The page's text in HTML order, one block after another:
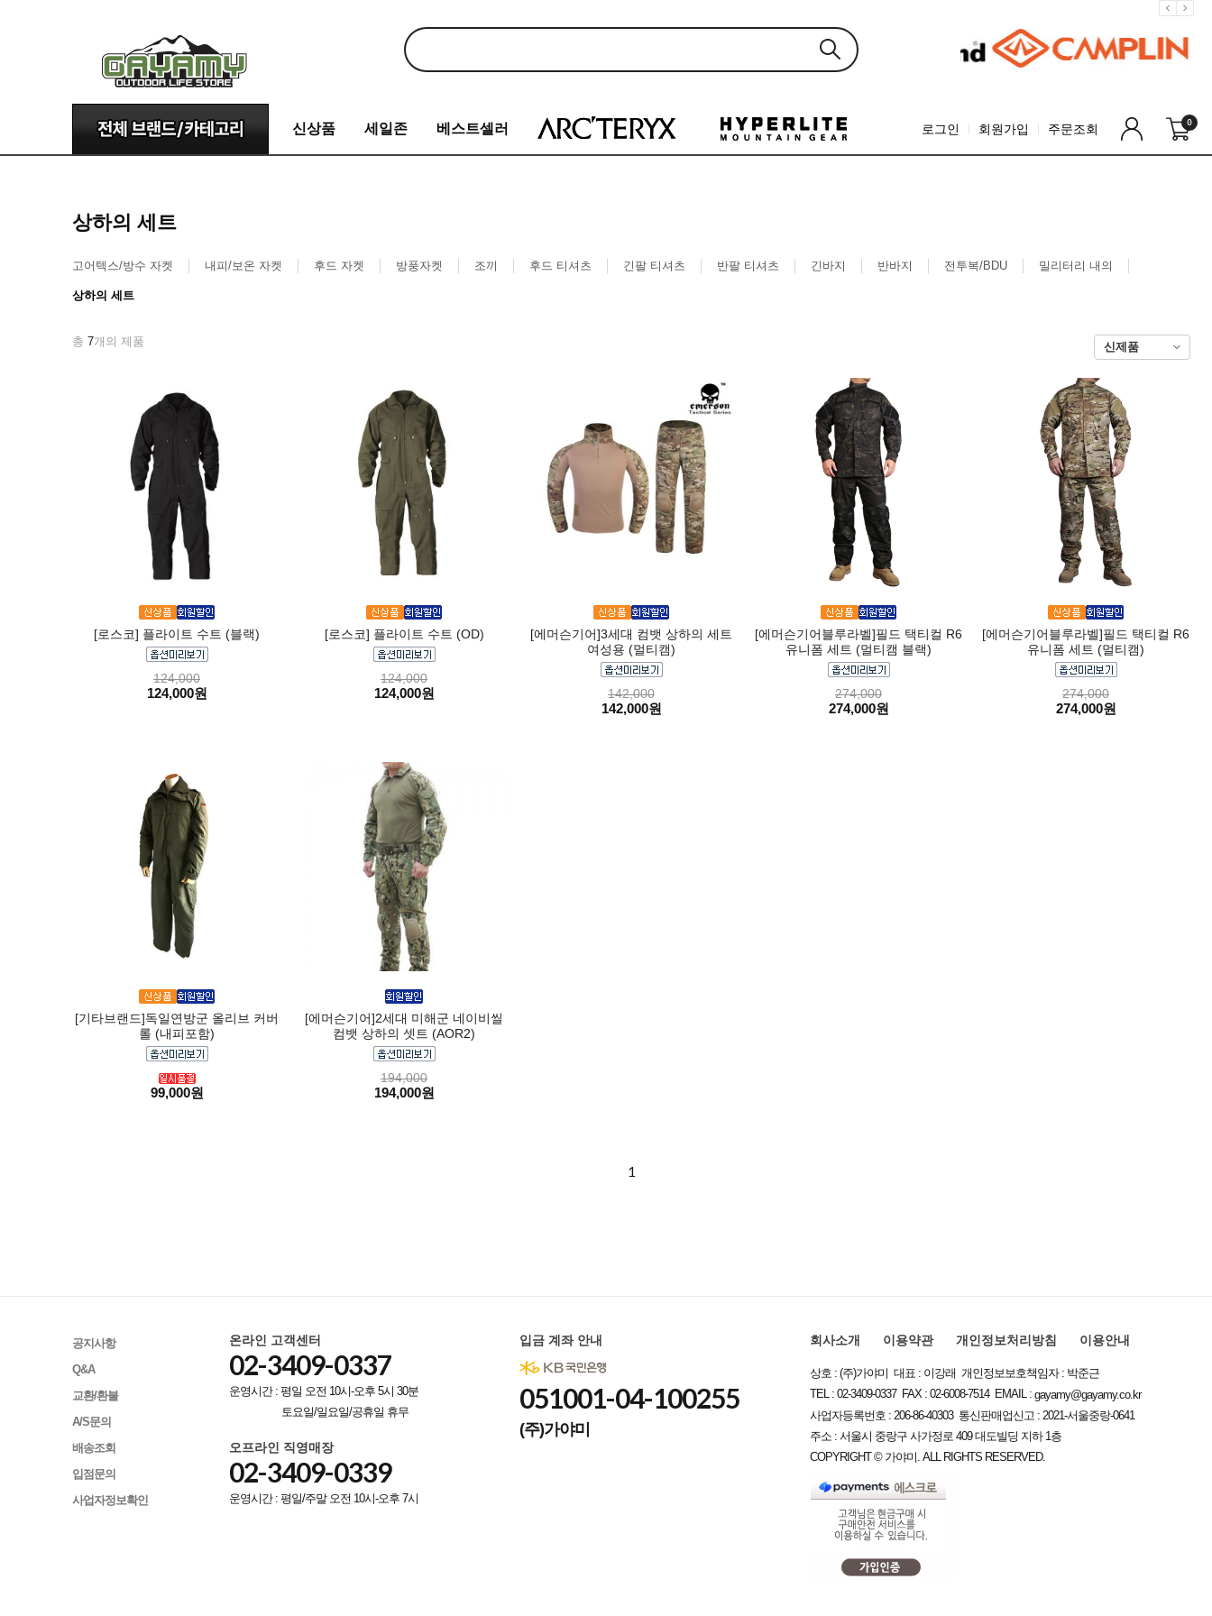
신상품 세일존 베스트셀러 로그인 회원가입 주문조회 0
상하의 세트
고어텍스/방수 자켓 내피/보온 자켓 후드 자켓 방풍자켓 조끼 후드 티셔츠 긴팔 티셔츠 반팔 티셔츠 긴바지 반바지 전투복/BDU 밀리터리 내의
상하의 세트
총 7개의 제품
[로스코] 플라이트 수트 (블랙)
124,000
124,000원
[로스코] 플라이트 수트 (OD)
124,000
124,000원
[에머슨기어]3세대 컴뱃 상하의 세트
여성용 (멀티캠)
142,000
142,000원
[에머슨기어블루라벨]필드 택티컬 R6
유니폼 세트 (멀티캠 블랙)
274,000
274,000원
[에머슨기어블루라벨]필드 택티컬 R6
유니폼 세트 (멀티캠)
274,000
274,000원
[기타브랜드]독일연방군 올리브 커버
롤 (내피포함)
99,000원
[에머슨기어]2세대 미해군 네이비씰
컴뱃 상하의 셋트 (AOR2)
194,000
194,000원
1
공지사항
Q&A
교환/환불
A/S문의
배송조회
입점문의
사업자정보확인
온라인 고객센터
02-3409-0337
운영시간 : 평일 오전 10시-오후 5시 30분
토요일/일요일/공휴일 휴무
오프라인 직영매장
02-3409-0339
운영시간 : 평일/주말 오전 10시-오후 7시
입금 계좌 안내
051001-04-100255
(주)가야미
회사소개 이용약관 개인정보처리방침 이용안내
상호 : (주)가야미 대표 : 이강래 개인정보보호책임자 : 박준근
TEL : 02-3409-0337 FAX : 02-6008-7514 EMAIL :gayamy@gayamy.co.kr
사업자등록번호 : 206-86-40303 통신판매업신고 : 2021-서울중랑-0641
주소 : 서울시 중랑구 사가정로 409 대도빌딩 지하 1층
COPYRIGHT © 가야미. ALL RIGHTS RESERVED.